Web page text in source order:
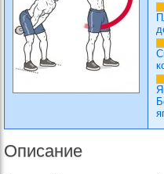
Описание